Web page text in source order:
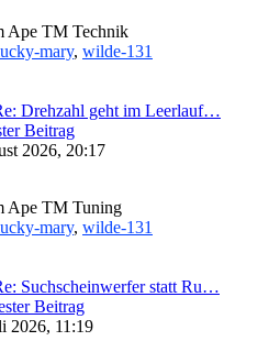
Ape TM Technik
mary, wilde-131
Drehzahl geht im Leerlauf…
Beitrag
2026, 20:17
Ape TM Tuning
mary, wilde-131
Suchscheinwerfer statt Ru…
Beitrag
2026, 11:19